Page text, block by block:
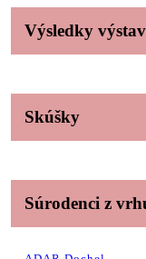
Výsledky výstav
Skúšky
Súrodenci z